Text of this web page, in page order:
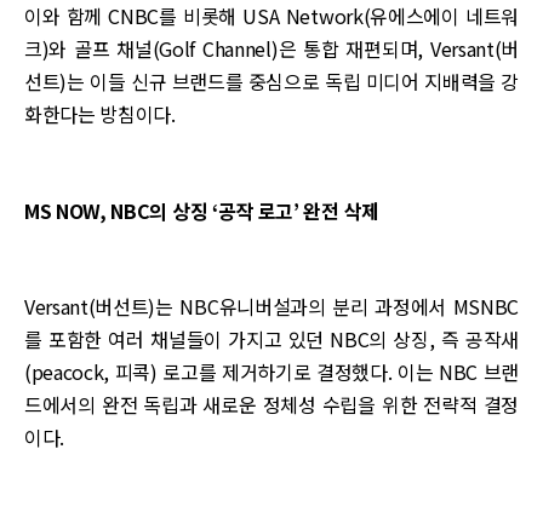
이와 함께 CNBC를 비롯해 USA Network(유에스에이 네트워
크)와 골프 채널(Golf Channel)은 통합 재편되며, Versant(버
선트)는 이들 신규 브랜드를 중심으로 독립 미디어 지배력을 강
화한다는 방침이다.
MS NOW, NBC의 상징 ‘공작 로고’ 완전 삭제
Versant(버선트)는 NBC유니버설과의 분리 과정에서 MSNBC
를 포함한 여러 채널들이 가지고 있던 NBC의 상징, 즉 공작새
(peacock, 피콕) 로고를 제거하기로 결정했다. 이는 NBC 브랜
드에서의 완전 독립과 새로운 정체성 수립을 위한 전략적 결정
이다.